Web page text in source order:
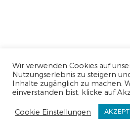
Wir verwenden Cookies auf
Nutzungserlebnis zu steigern
Inhalte zugänglich zu machen.
einverstanden bist, klicke auf
Cookie Einstellungen